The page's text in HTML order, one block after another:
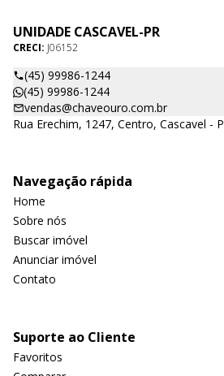
UNIDADE CASCAVEL-PR
CRECI: J06152
(45) 99986-1244
(45) 99986-1244
vendas@chaveouro.com.br
Rua Erechim, 1247, Centro, Cascavel -
Navegação rápida
Home
Sobre nós
Buscar imóvel
Anunciar imóvel
Contato
Suporte ao Cliente
Favoritos